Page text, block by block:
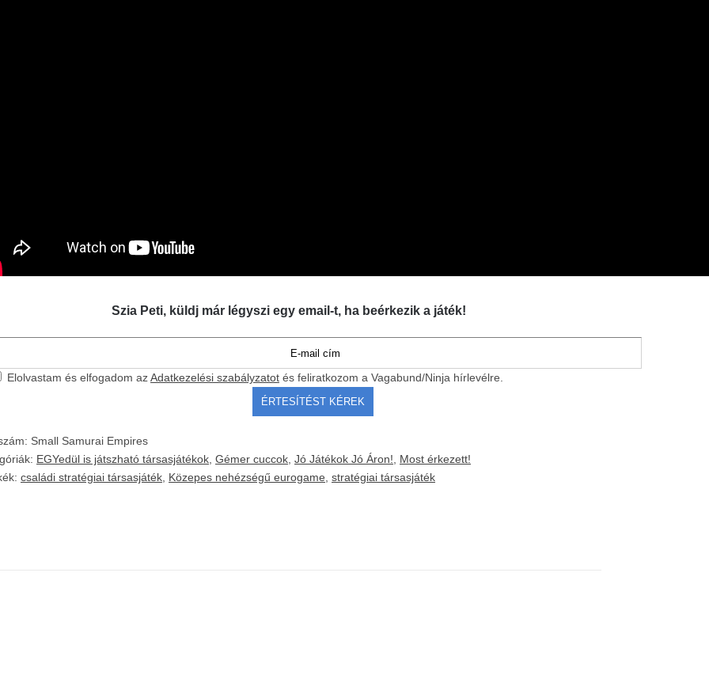
Szia Peti, küldj már légyszi egy email-t, ha beérkezik a játék!
Elolvastam és elfogadom azAdatkezelési szabályzatot és feliratkozom a Vagabund/Ninja hírlevélre.
Small Samurai Empires
EGYedül is játszható társasjátékok Gémer cuccok Jó Játékok Jó Áron!
Most érkezett!
családi stratégiai társasjáték Közepes nehézségű eurogame stratégiai társasjáték